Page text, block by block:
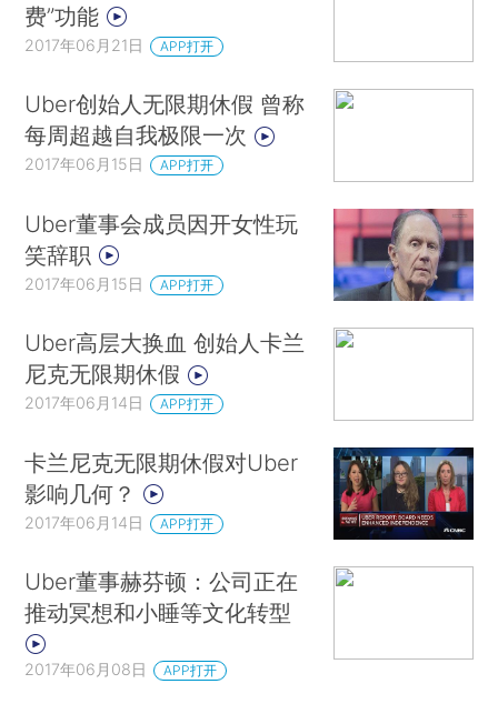
费”功能
2017年06月21日 APP打开
Uber创始人无限期休假 曾称
每周超越自我极限一次
2017年06月15日 APP打开
Uber董事会成员因开女性玩
笑辞职
2017年06月15日 APP打开
Uber高层大换血 创始人卡兰
尼克无限期休假
2017年06月14日 APP打开
卡兰尼克无限期休假对Uber
影响几何？
2017年06月14日 APP打开
Uber董事赫芬顿：公司正在
推动冥想和小睡等文化转型
2017年06月08日 APP打开